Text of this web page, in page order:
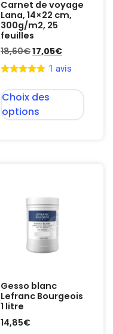
Carnet de voyage
Lana, 14×22 cm,
300g/m2, 25
feuilles
18,60€17,05€
1 avis
Choix des
options
Gesso blanc
Lefranc Bourgeois
1 litre
14,85€